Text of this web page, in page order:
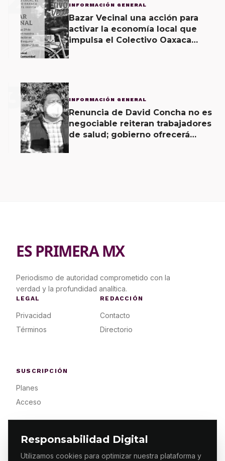
Responsabilidad Digital
Utilizamos cookies para optimizar nuestra plataforma y
INFORMACIÓN GENERAL
Bazar Vecinal una acción para
activar la economía local que
impulsa el Colectivo Oaxaca
3 INFORMACIÓN GENERAL
Renuncia de David Concha no es
negociable reiteran trabajadores
de salud; gobierno ofrecerá
ES PRIMERA MX
Periodismo de autoridad comprometido con la
verdad y la profundidad analítica.
LEGAL
Privacidad
Términos
REDACCIÓN
Contacto
Directorio
SUSCRIPCIÓN
Planes
Acceso